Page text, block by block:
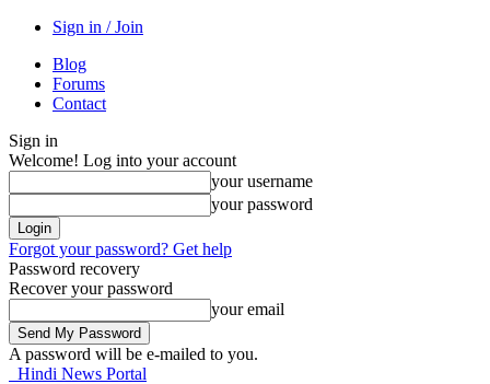
Sign in / Join
Blog
Forums
Contact
Sign in
Welcome! Log into your account
your username
your password
Forgot your password? Get help
Password recovery
Recover your password
your email
A password will be e-mailed to you.
Hindi News Portal